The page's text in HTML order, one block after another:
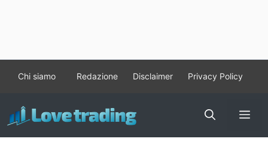
contenuto
Chi siamo Redazione Disclaimer Privacy Policy